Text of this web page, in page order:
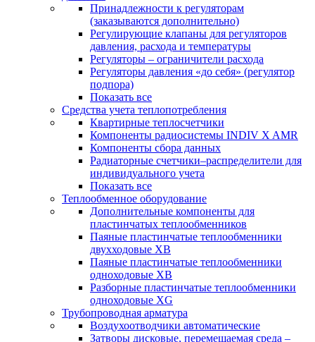
Принадлежности к регуляторам
(заказываются дополнительно)
Регулирующие клапаны для регуляторов
давления, расхода и температуры
Регуляторы – ограничители расхода
Регуляторы давления «до себя» (регулятор
подпора)
Показать все
Средства учета теплопотребления
Квартирные теплосчетчики
Компоненты радиосистемы INDIV X AMR
Компоненты сбора данных
Радиаторные счетчики–распределители для
индивидуального учета
Показать все
Теплообменное оборудование
Дополнительные компоненты для
пластинчатых теплообменников
Паяные пластинчатые теплообменники
двухходовые XB
Паяные пластинчатые теплообменники
одноходовые ХВ
Разборные пластинчатые теплообменники
одноходовые ХG
Трубопроводная арматура
Воздухоотводчики автоматические
Затворы дисковые, перемещаемая среда –